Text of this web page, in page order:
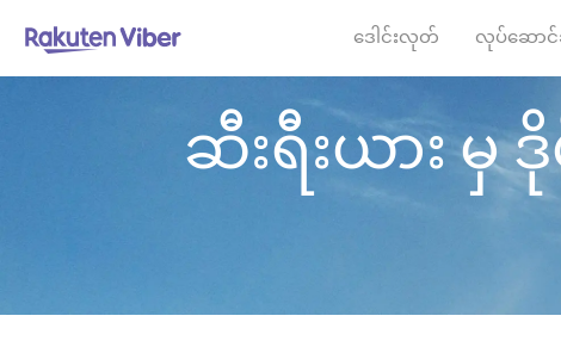
ဒေါင်းလုတ် လုပ်ဆောင်
ဆီးရီးယား မှ